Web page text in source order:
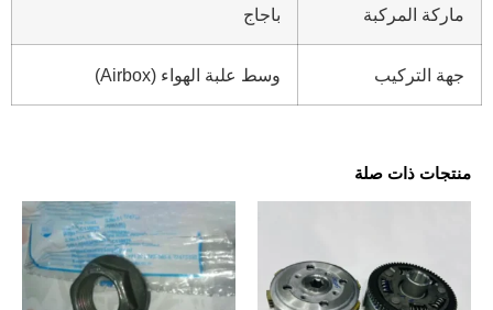
ماركة المركبة باجاج
جهة التركيب وسط علبة الهواء (Airbox)
منتجات ذات صلة